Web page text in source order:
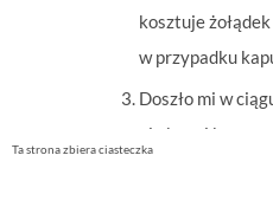
kosztuje
w przypadku
Doszło mi w
nie kupuj bez
kupuję w ogóle
Ta strona zbiera ciasteczka